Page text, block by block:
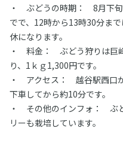
・ ぶどうの時期： 8月下旬
でで、12時から13時30分ま
休になります。
・ 料金： ぶどう狩りは巨
り、1ｋｇ1,300円です。
・ アクセス： 越谷駅西口
下車してから約10分です。
・ その他のインフォ： ぶ
リーも栽培しています。